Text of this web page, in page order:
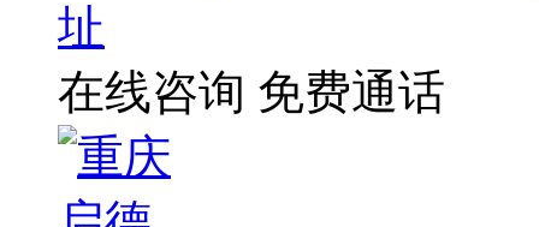
址
在线咨询 免费通话